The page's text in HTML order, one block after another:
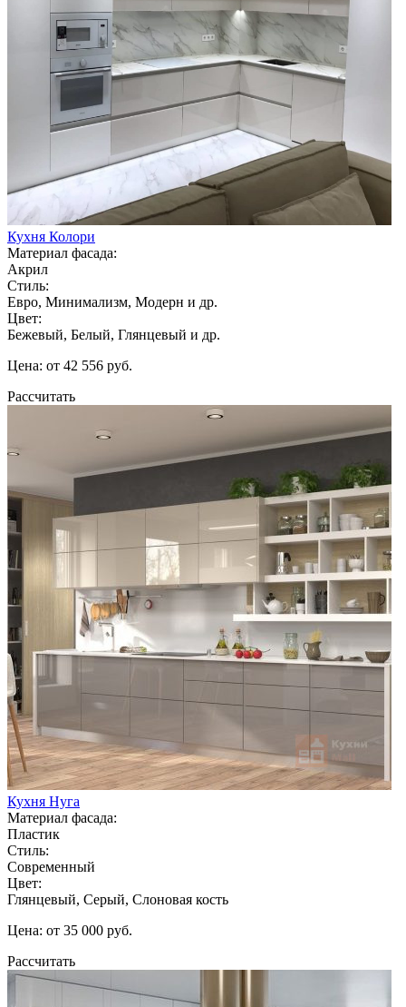
Кухня Колори
Материал фасада:
Акрил
Стиль:
Евро, Минимализм, Модерн и др.
Цвет:
Бежевый, Белый, Глянцевый и др.
Цена: от 42 556 руб.
Рассчитать
Кухня Нуга
Материал фасада:
Пластик
Стиль:
Современный
Цвет:
Глянцевый, Серый, Слоновая кость
Цена: от 35 000 руб.
Рассчитать